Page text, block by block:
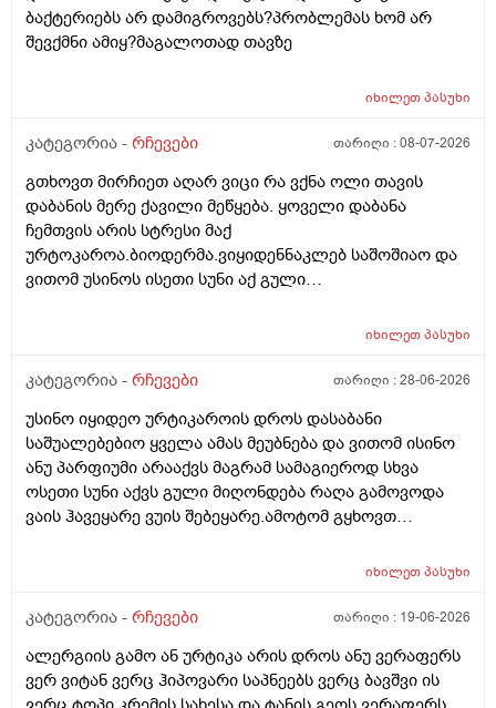
არაა თან დიდათ რომ ვაკვირდები არაა მცოდნე ამ
მხრივ და ვერ ვენდობი და ხომ არავნებს მამას დ
სარისკოა?მის კარდიოლოგა ვერ დავირეკავ ან
ბაქტერიებს არ დამიგროვებს?პრობლემას ხომ არ
შევქმნი ამიყ?მაგალოთად თავზე
იხილეთპასუხი
კატეგორია - რჩევები თარიღი :08-07-2026
გთხოვთ მირჩიეთ აღარ ვიცი რა ვქნა ოლი თავის
დაბანის მერე ქავილი მეწყება. ყოველი დაბანა
ჩემთვის არის სტრესი მაქ
ურტოკაროა.ბიოდერმა.ვიყიდენნაკლებ საშოშიაო და
ვითომ უსინოს ისეთი სუნი აქ გული
დამატენიანებელი შამპუნიც მაგრამ ყველაფერზე
შემიხლია ვიტანკები.რამე მირჩიეთ დამპუნი რა რომ
ამექავოს.ბიბხიანოს შამპუნი რომ ვიყიდო ბაბეზ3
უარესი ხომ არარის?მხოლპდ ბიბცოანის საპობს იტანს
ტანოს კანი მაგრამ შამპუნი აოხმაროა და ასე მგონია
ბაბე იფრო ნახია და თუ ბაბე მახლევს ქავილს ბიბჩენი
იგრო მომცემს?სავატაუდოთ სიმშრალისგან მექავება
ბინჩენი უკეთესია რონელი?სხვადასხვა აქვს ბუბჩენს
იხილეთპასუხი
კატეგორია - რჩევები თარიღი :28-06-2026
უსინო იყიდეო ურტიკაროის დროს დასაბანი
საშუალებებიო ყველა ამას მეუბნება და ვითომ ისინო
ანუ პარფიუმი არააქვს მაგრამ სამაგიეროდ სხვა
ოსეთი სუნი აქვს გული მიღონდება რაღა გამოვოდა
ვაის ჰავეყარე ვუის შებეყარე.ამოტომ გყხოვთ
დამატენიანებელ შამპუნს თაფლით რომ აროს იმას და
ბუბჩენის შამპუნი რომ ვიყიდო იმად?
იხილეთპასუხი
კატეგორია - რჩევები თარიღი : 19-06-2026
ალერგიის გამო ან ურტიკა არის დროს ანუ ვერაფერს
ვერ ვიტან ვერც ჰიპოვარი საპნეებს ვერც ბავშვი ის